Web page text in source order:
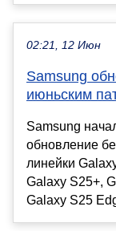
02:21, 12 Июн
Samsung
июньским
Samsung
обновление
линейки
Galaxy S25+,
Galaxy S25